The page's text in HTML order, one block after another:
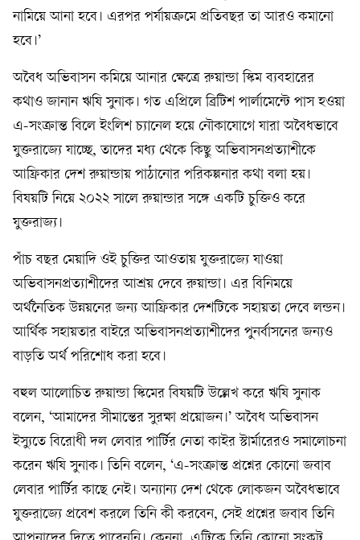
নামিয়ে আনা হবে। এরপর পর্যায়ক্রমে প্রতিবছর তা আরও কমানো
হবে।’
অবৈধ অভিবাসন কমিয়ে আনার ক্ষেত্রে রুয়ান্ডা স্কিম ব্যবহারের
কথাও জানান ঋষি সুনাক। গত এপ্রিলে ব্রিটিশ পার্লামেন্টে পাস হওয়া
এ-সংক্রান্ত বিলে ইংলিশ চ্যানেল হয়ে নৌকাযোগে যারা অবৈধভাবে
যুক্তরাজ্যে যাচ্ছে, তাদের মধ্য থেকে কিছু অভিবাসনপ্রত্যাশীকে
আফ্রিকার দেশ রুয়ান্ডায় পাঠানোর পরিকল্পনার কথা বলা হয়।
বিষয়টি নিয়ে ২০২২ সালে রুয়ান্ডার সঙ্গে একটি চুক্তিও করে
যুক্তরাজ্য।
পাঁচ বছর মেয়াদি ওই চুক্তির আওতায় যুক্তরাজ্যে যাওয়া
অভিবাসনপ্রত্যাশীদের আশ্রয় দেবে রুয়ান্ডা। এর বিনিময়ে
অর্থনৈতিক উন্নয়নের জন্য আফ্রিকার দেশটিকে সহায়তা দেবে লন্ডন।
আর্থিক সহায়তার বাইরে অভিবাসনপ্রত্যাশীদের পুনর্বাসনের জন্যও
বাড়তি অর্থ পরিশোধ করা হবে।
বহুল আলোচিত রুয়ান্ডা স্কিমের বিষয়টি উল্লেখ করে ঋষি সুনাক
বলেন, ‘আমাদের সীমান্তের সুরক্ষা প্রয়োজন।’ অবৈধ অভিবাসন
ইস্যুতে বিরোধী দল লেবার পার্টির নেতা কাইর স্টার্মারেরও সমালোচনা
করেন ঋষি সুনাক। তিনি বলেন, ‘এ-সংক্রান্ত প্রশ্নের কোনো জবাব
লেবার পার্টির কাছে নেই। অন্যান্য দেশ থেকে লোকজন অবৈধভাবে
যুক্তরাজ্যে প্রবেশ করলে তিনি কী করবেন, সেই প্রশ্নের জবাব তিনি